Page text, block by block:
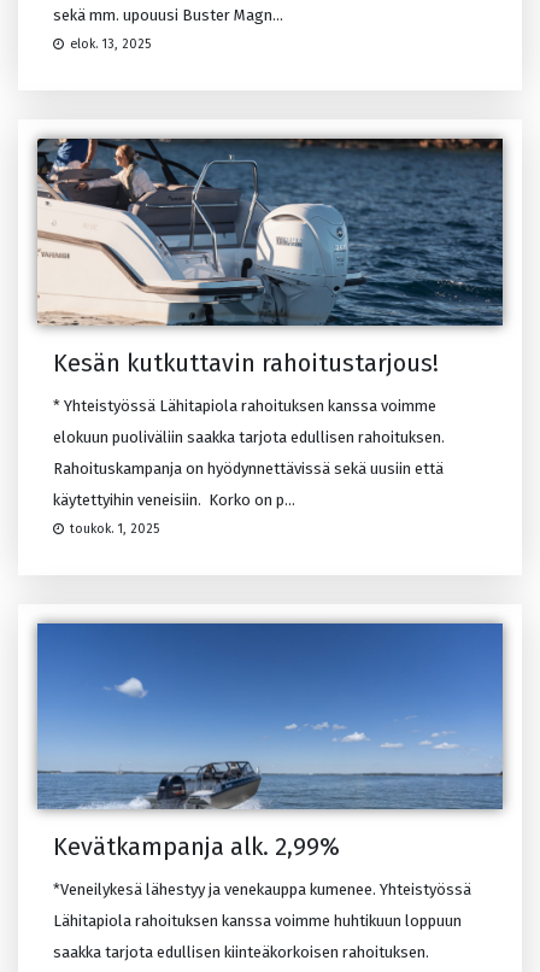
sekä mm. upouusi Buster Magn...
elok. 13, 2025
Kesän kutkuttavin rahoitustarjous!
* Yhteistyössä Lähitapiola rahoituksen kanssa voimme
elokuun puoliväliin saakka tarjota edullisen rahoituksen.
Rahoituskampanja on hyödynnettävissä sekä uusiin että
käytettyihin veneisiin. Korko on p...
toukok. 1, 2025
Kevätkampanja alk. 2,99%
*Veneilykesä lähestyy ja venekauppa kumenee. Yhteistyössä
Lähitapiola rahoituksen kanssa voimme huhtikuun loppuun
saakka tarjota edullisen kiinteäkorkoisen rahoituksen.